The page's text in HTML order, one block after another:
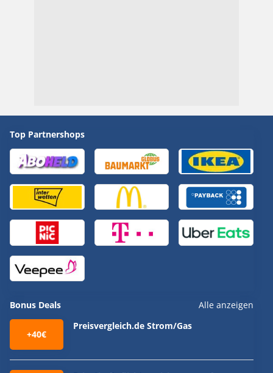
Top Partnershops
Bonus Deals Alle anzeigen
+40€
Preisvergleich.de Strom/Gas